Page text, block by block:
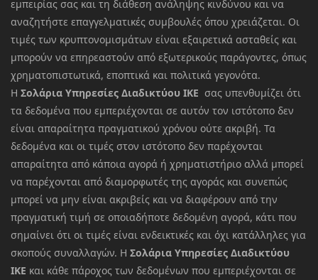
εμπειρίας σας και τη διάθεση ανάληψης κινδύνου και να
αναζητήστε επαγγελματικές συμβουλές όπου χρειάζεται. Οι
τιμές των κρυπτονομισμάτων είναι εξαιρετικά ασταθείς και
μπορούν να επηρεαστούν από εξωτερικούς παράγοντες, όπως
χρηματοπιστωτικά, εποπτικά και πολιτικά γεγονότα.
Η Σολάρια Υπηρεσίες Διαδικτύου ΙΚΕ σας υπενθυμίζει ότι
τα δεδομένα που εμπεριέχονται σε αυτόν τον ιστότοπο δεν
είναι απαραίτητα πραγματικού χρόνου ούτε ακριβή. Τα
δεδομένα και οι τιμές στον ιστότοπο δεν παρέχονται
απαραίτητα από κάποια αγορά ή χρηματιστήριο αλλά μπορεί
να παρέχονται από διαμορφωτές της αγοράς και συνεπώς
μπορεί να μην είναι ακριβείς και να διαφέρουν από την
πραγματική τιμή σε οποιαδήποτε δεδομένη αγορά, κάτι που
σημαίνει ότι οι τιμές είναι ενδεικτικές και όχι κατάλληλες για
σκοπούς συναλλαγών. Η Σολάρια Υπηρεσίες Διαδικτύου
ΙΚΕ και κάθε πάροχος των δεδομένων που εμπεριέχονται σε